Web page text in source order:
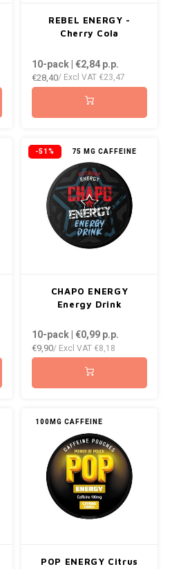
REBEL ENERGY -
Cherry Cola
10-pack | €2,84p.p.
€28,40/ Excl VAT €23,47
-51% 75 MG CAFFEINE
CHAPO ENERGY
Energy Drink
10-pack | €0,99p.p.
€9,90/ Excl VAT €8,18
100MG CAFFEINE
POP ENERGY Citrus